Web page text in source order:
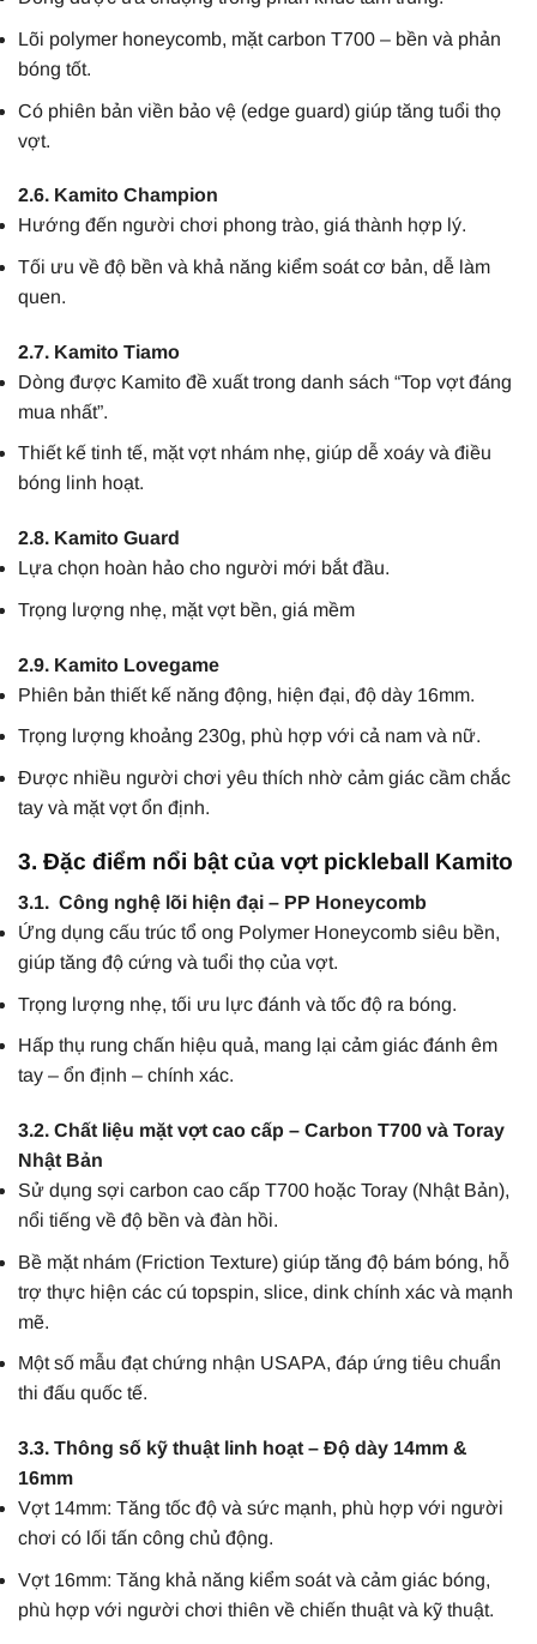
Lõi polymer honeycomb, mặt carbon T700 – bền và phản
bóng tốt.
Có phiên bản viền bảo vệ (edge guard) giúp tăng tuổi thọ
vợt.
2.6. Kamito Champion
Hướng đến người chơi phong trào, giá thành hợp lý.
Tối ưu về độ bền và khả năng kiểm soát cơ bản, dễ làm
quen.
2.7. Kamito Tiamo
Dòng được Kamito đề xuất trong danh sách “Top vợt đáng
mua nhất”.
Thiết kế tinh tế, mặt vợt nhám nhẹ, giúp dễ xoáy và điều
bóng linh hoạt.
2.8. Kamito Guard
Lựa chọn hoàn hảo cho người mới bắt đầu.
Trọng lượng nhẹ, mặt vợt bền, giá mềm
2.9. Kamito Lovegame
Phiên bản thiết kế năng động, hiện đại, độ dày 16mm.
Trọng lượng khoảng 230g, phù hợp với cả nam và nữ.
Được nhiều người chơi yêu thích nhờ cảm giác cầm chắc
tay và mặt vợt ổn định.
3. Đặc điểm nổi bật của vợt pickleball Kamito
3.1. Công nghệ lõi hiện đại – PP Honeycomb
Ứng dụng cấu trúc tổ ong Polymer Honeycomb siêu bền,
giúp tăng độ cứng và tuổi thọ của vợt.
Trọng lượng nhẹ, tối ưu lực đánh và tốc độ ra bóng.
Hấp thụ rung chấn hiệu quả, mang lại cảm giác đánh êm
tay – ổn định – chính xác.
3.2. Chất liệu mặt vợt cao cấp – Carbon T700 và Toray
Nhật Bản
Sử dụng sợi carbon cao cấp T700 hoặc Toray (Nhật Bản),
nổi tiếng về độ bền và đàn hồi.
Bề mặt nhám (Friction Texture) giúp tăng độ bám bóng, hỗ
trợ thực hiện các cú topspin, slice, dink chính xác và mạnh
mẽ.
Một số mẫu đạt chứng nhận USAPA, đáp ứng tiêu chuẩn
thi đấu quốc tế.
3.3. Thông số kỹ thuật linh hoạt – Độ dày 14mm &
16mm
Vợt 14mm: Tăng tốc độ và sức mạnh, phù hợp với người
chơi có lối tấn công chủ động.
Vợt 16mm: Tăng khả năng kiểm soát và cảm giác bóng,
phù hợp với người chơi thiên về chiến thuật và kỹ thuật.